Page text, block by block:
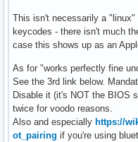
This isn't necessarily a
keycodes - there isn't much
case this shows up as an
As for "works perfectly fine
See the 3rd link below.
Disable it (it's NOT the BIOS
twice for voodo reasons.
Also and especially https://
ot_pairing if you're using